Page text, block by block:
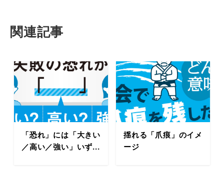
関連記事
「恐れ」には「大きい
／高い／強い」いず...
揺れる「爪痕」のイメ
ージ